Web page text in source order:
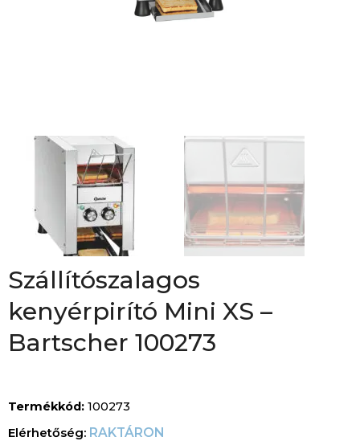
Szállítószalagos
kenyérpirító Mini XS –
Bartscher 100273
Termékkód: 100273
RAKTÁRON